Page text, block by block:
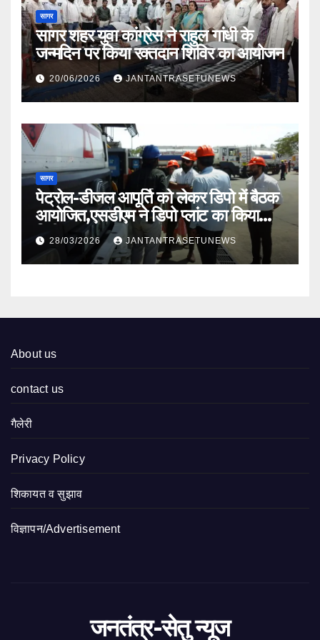
सागर
सागर शहर युवा कांग्रेस ने राहुल गांधी के
जन्मदिन पर किया रक्तदान शिविर का आयोजन
20/06/2026 JANTANTRASETUNEWS
सागर
पेट्रोल-डीजल आपूर्ति को लेकर डिपो में बैठक
आयोजित,एसडीएम ने डिपो प्लांट का किया
निरीक्षण
28/03/2026 JANTANTRASETUNEWS
About us
contact us
गैलेरी
Privacy Policy
शिकायत व सुझाव
विज्ञापन/Advertisement
जनतंत्र-सेतु न्यूज